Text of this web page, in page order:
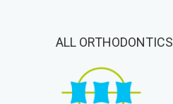
ALL ORTHODONTICS